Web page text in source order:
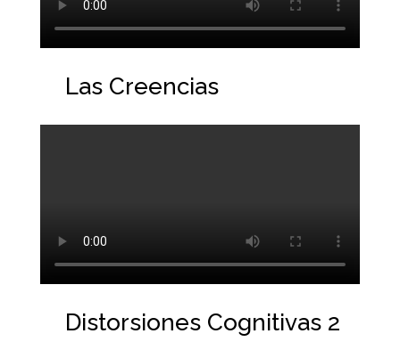
Las Creencias
Distorsiones Cognitivas 2